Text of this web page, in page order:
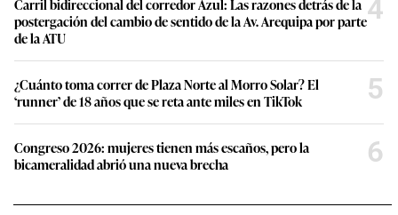
postergación del cambio de sentido de la Av. Arequipa por parte
de la ATU
4
¿Cuánto toma correr de Plaza Norte al Morro Solar? El
‘runner’ de 18 años que se reta ante miles en TikTok
5
Congreso 2026: mujeres tienen más escaños, pero la
bicameralidad abrió una nueva brecha
6